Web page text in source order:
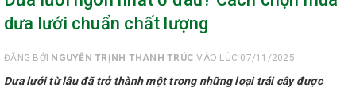
dưa lưới chuẩn chất lượng
ĐĂNG BỞI NGUYỄN TRỊNH THANH TRÚC VÀO LÚC 07/11/2025
Dưa lưới từ lâu đã trở thành một trong những loại trái cây được